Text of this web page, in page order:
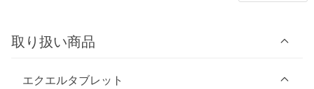
取り扱い商品
エクエルタブレット